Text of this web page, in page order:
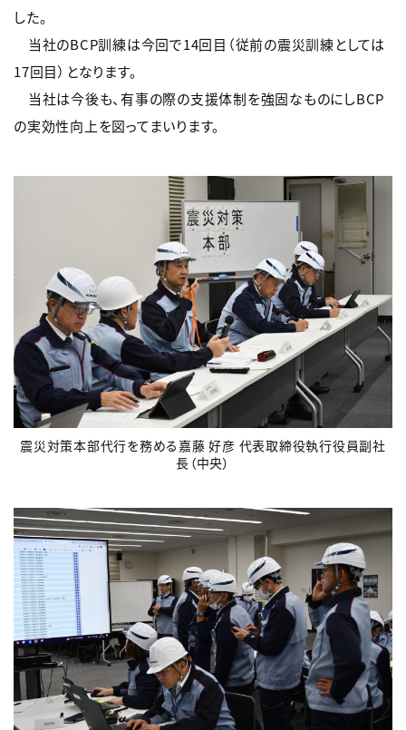
した。
当社のBCP訓練は今回で14回目（従前の震災訓練としては
17回目）となります。
当社は今後も、有事の際の支援体制を強固なものにしBCP
の実効性向上を図ってまいります。
震災対策本部代行を務める嘉藤 好彦 代表取締役執行役員副社
長（中央）